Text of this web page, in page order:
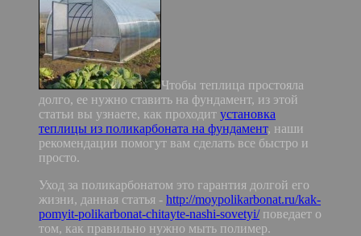
Чтобы теплица простояла
долго, ее нужно ставить на фундамент, из этой
статьи вы узнаете, как проходит установка
теплицы из поликарбоната на фундамент, наши
рекомендации помогут вам сделать все быстро и
просто.
Уход за поликарбонатом это гарантия долгой его
жизни, данная статья - http://moypolikarbonat.ru/kak-
pomyit-polikarbonat-chitayte-nashi-sovetyi/ поведает о
том, как правильно нужно мыть полимер.